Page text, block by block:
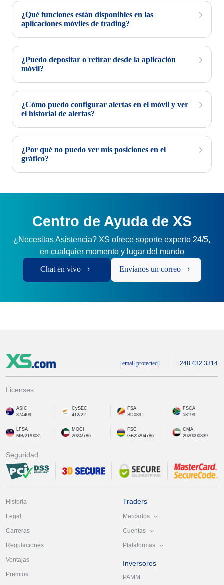
¿Qué funciones están disponibles en las
aplicaciones móviles de trading?
¿Puedo depositar o retirar desde la aplicación
móvil?
¿Cómo puedo configurar alertas en el móvil y ver
el historial de alertas?
¿Por qué no puedo ver mis posiciones en el
gráfico?
Centro de Ayuda de XS
¿Necesitas Asistencia? XS ofrece soporte experto 24/5,
en cualquier momento y lugar del mundo
Chat en vivo Envíanos un correo
[email protected] +248 432 3314
Licenses
ASIC
374409
CySEC
412/22
FSA
SD089
FSCA
53199
LFSA
MB/21/0081
MOCI
2024/786
FSC
GB25204786
CMA
2020000339
Seguridad
Historia
Legal
Carreras
Regulaciones
Ventajas
Premios
Traders
Mercados
Cuentas
Plataformas
Inversores
PAMM